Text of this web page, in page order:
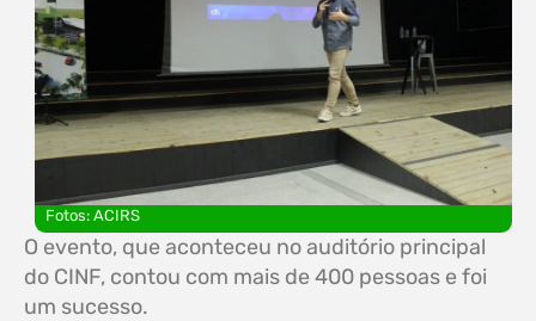
Fotos: ACIRS
O evento, que aconteceu no auditório principal
do CINF, contou com mais de 400 pessoas e foi
um sucesso.